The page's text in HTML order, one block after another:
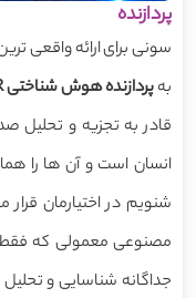
پردازنده
سونی برای ارائه واقعی
بهپردازنده هوش شناختی Cognitive Processor XR
قادر به تجزیه و تحلیل
انسان است و آن ها را
شنویم در اختیارمان
مصنوعی معمولی که
جداگانه شناسایی و